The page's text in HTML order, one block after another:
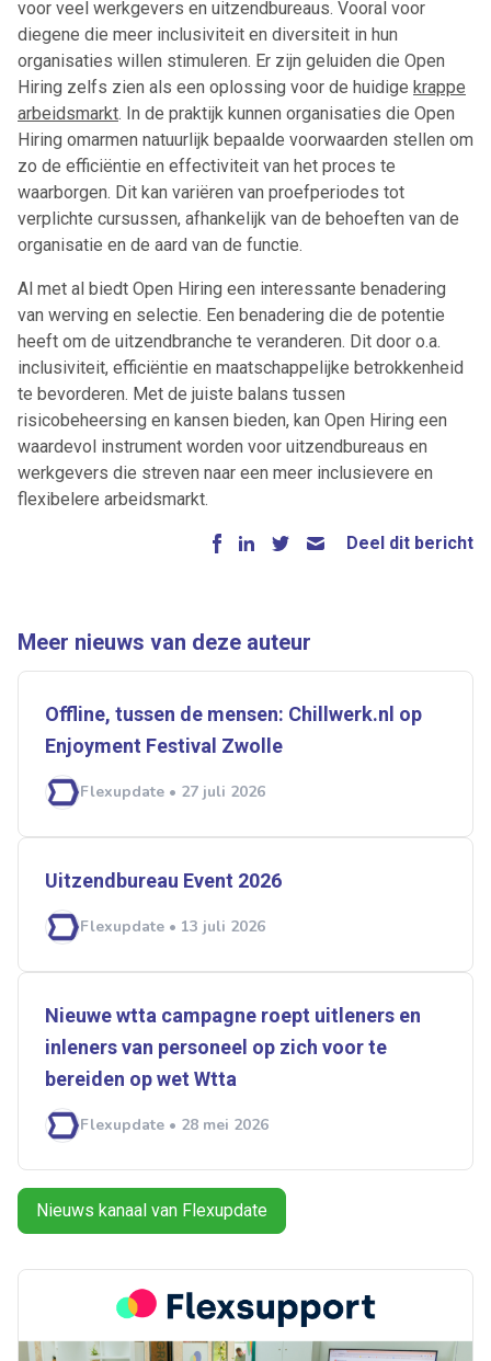
voor veel werkgevers en uitzendbureaus. Vooral voor
diegene die meer inclusiviteit en diversiteit in hun
organisaties willen stimuleren. Er zijn geluiden die Open
Hiring zelfs zien als een oplossing voor de huidige krappe
arbeidsmarkt. In de praktijk kunnen organisaties die Open
Hiring omarmen natuurlijk bepaalde voorwaarden stellen om
zo de efficiëntie en effectiviteit van het proces te
waarborgen. Dit kan variëren van proefperiodes tot
verplichte cursussen, afhankelijk van de behoeften van de
organisatie en de aard van de functie.
Al met al biedt Open Hiring een interessante benadering
van werving en selectie. Een benadering die de potentie
heeft om de uitzendbranche te veranderen. Dit door o.a.
inclusiviteit, efficiëntie en maatschappelijke betrokkenheid
te bevorderen. Met de juiste balans tussen
risicobeheersing en kansen bieden, kan Open Hiring een
waardevol instrument worden voor uitzendbureaus en
werkgevers die streven naar een meer inclusievere en
flexibelere arbeidsmarkt.
Deel dit bericht
Meer nieuws van deze auteur
Offline, tussen de mensen: Chillwerk.nl op
Enjoyment Festival Zwolle
Flexupdate • 27 juli 2026
Uitzendbureau Event 2026
Flexupdate • 13 juli 2026
Nieuwe wtta campagne roept uitleners en
inleners van personeel op zich voor te
bereiden op wet ­­Wtta
Flexupdate • 28 mei 2026
Nieuws kanaal van Flexupdate
Ontvang vacatures direct in
je mailbox
Doorzaam
Flexmarkt Flexnieuws